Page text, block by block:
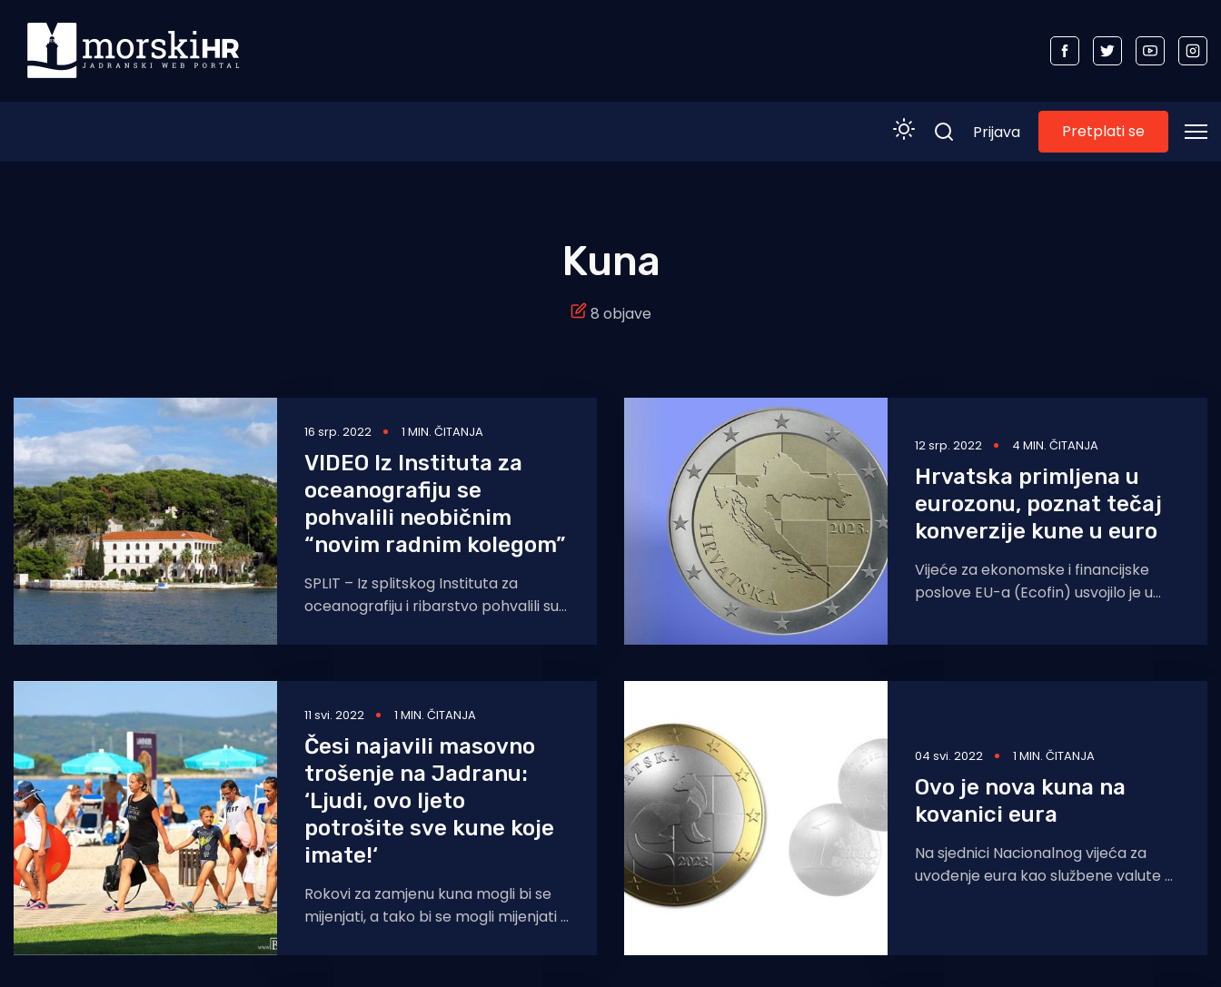
Turizam i nautika
Pomorstvo
Ribolov
Ekologija
Tradicija i kultura
Prijava Pretplati se
Kuna
8 objave
16 srp. 2022 1 MIN. ČITANJA
VIDEO Iz Instituta za
oceanografiju se
pohvalili neobičnim
“novim radnim kolegom”
SPLIT – Iz splitskog Instituta za
oceanografiju i ribarstvo pohvalili su
u godini odlaska valute
12 srp. 2022 4 MIN. ČITANJA
Hrvatska primljena u
eurozonu, poznat tečaj
konverzije kune u euro
Vijeće za ekonomske i financijske
poslove EU-a (Ecofin) usvojilo je u
11 svi. 2022 1 MIN. ČITANJA
Česi najavili masovno
trošenje na Jadranu:
‘Ljudi, ovo ljeto
potrošite sve kune koje
imate!‘
Rokovi za zamjenu kuna mogli bi se
mijenjati, a tako bi se mogli mijenjati i
04 svi. 2022 1 MIN. ČITANJA
Ovo je nova kuna na
kovanici eura
Na sjednici Nacionalnog vijeća za
uvođenje eura kao službene valute u